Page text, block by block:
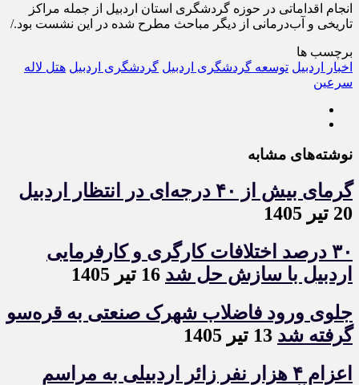
انجام اقداماتی در حوزه گردشگری استان اردبیل از جمله مراکز
تاریخی و آب‌درمانی از دیگر مباحث مطرح‌ شده در این نشست بود./
برچسب ها
اخبار اردبیل توسعه گردشگری اردبیل گردشگری اردبیل هتل لاله
سرعین
نوشته‌های مشابه
گرمای بیش از ۴۰ درجه‌ای در انتظار اردبیل
20 تیر 1405
۳۰ درصد اختلافات کارگری و کارفرمایی
اردبیل با سازش حل شد
جلوی ورود فاضلاب شهرک صنعتی به قره‌سو
گرفته شد
اعزام ۴ هزار نفر زائر اردبیلی به مراسم